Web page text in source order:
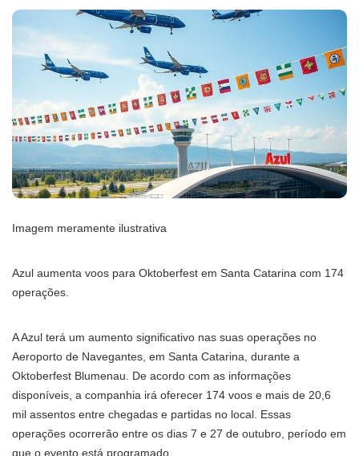
Imagem meramente ilustrativa
Azul aumenta voos para Oktoberfest em Santa Catarina com 174
operações.
A Azul terá um aumento significativo nas suas operações no
Aeroporto de Navegantes, em Santa Catarina, durante a
Oktoberfest Blumenau. De acordo com as informações
disponíveis, a companhia irá oferecer 174 voos e mais de 20,6
mil assentos entre chegadas e partidas no local. Essas
operações ocorrerão entre os dias 7 e 27 de outubro, período em
que o evento está programado.